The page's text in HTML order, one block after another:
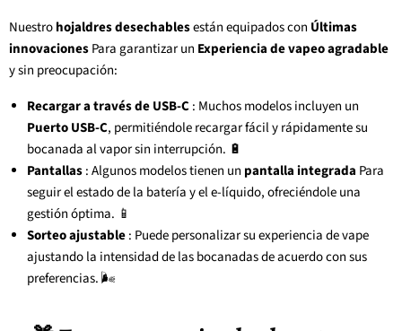
Nuestrohojaldres desechablesestán equipados con Últimas
innovacionesPara garantizar un Experiencia de vapeo agradable
y sin preocupación:
Recargar a través de USB-C: Muchos modelos incluyen un
Puerto USB-C, permitiéndole recargar fácil y rápidamente su
bocanada al vapor sin interrupción. 🔋
Pantallas: Algunos modelos tienen un pantalla integrada Para
seguir el estado de la batería y el e-líquido, ofreciéndole una
gestión óptima. 📱
Sorteo ajustable: Puede personalizar su experiencia de vape
ajustando la intensidad de las bocanadas de acuerdo con sus
preferencias. 🌬️